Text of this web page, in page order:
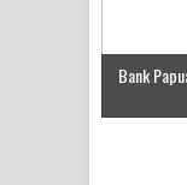
Bank